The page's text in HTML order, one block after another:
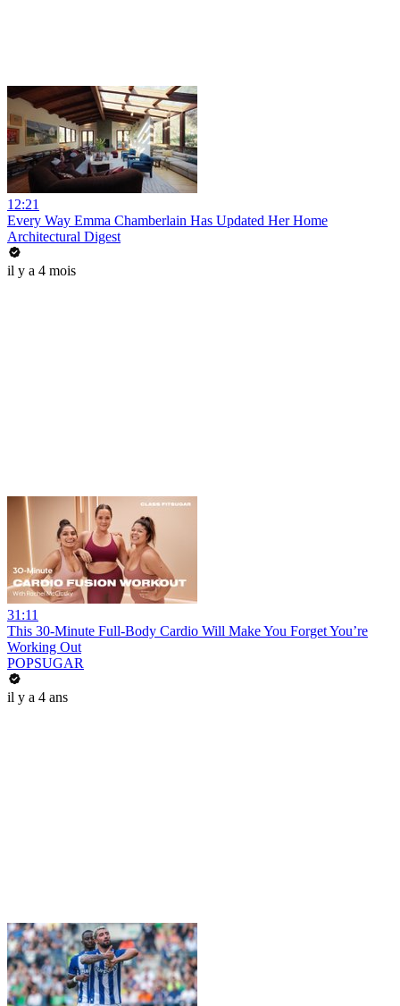
12:21
Every Way Emma Chamberlain Has Updated Her Home
Architectural Digest
il y a 4 mois
31:11
This 30-Minute Full-Body Cardio Will Make You Forget You’re
Working Out
POPSUGAR
il y a 4 ans